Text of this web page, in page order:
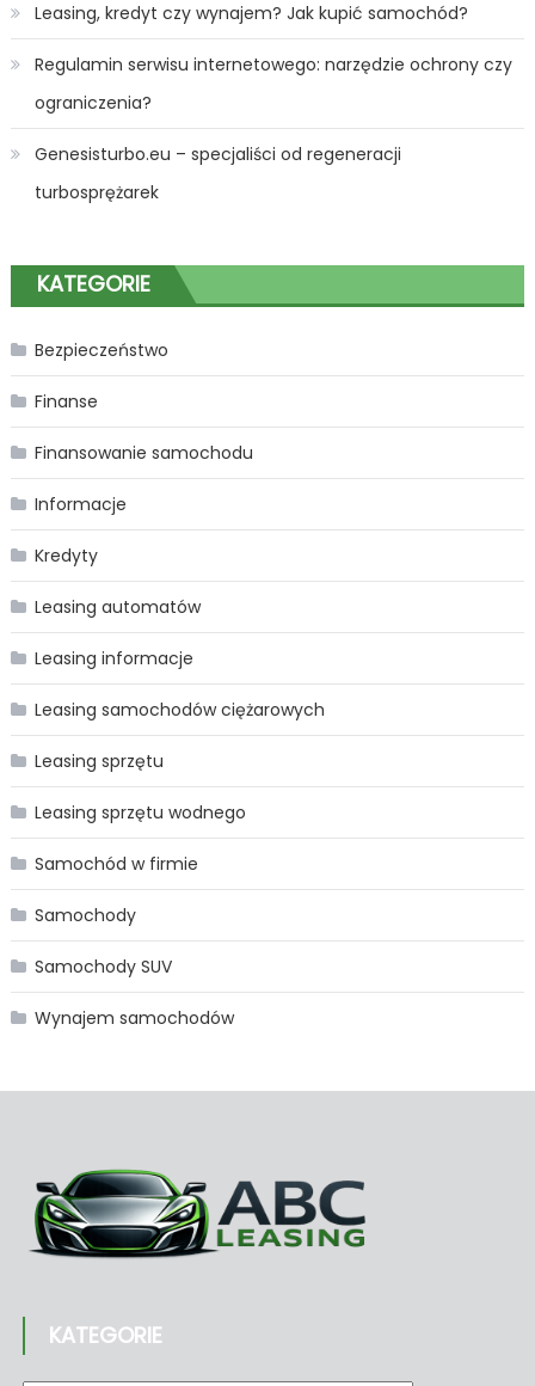
Leasing, kredyt czy wynajem? Jak kupić samochód?
Regulamin serwisu internetowego: narzędzie ochrony czy
ograniczenia?
Genesisturbo.eu – specjaliści od regeneracji
turbosprężarek
KATEGORIE
Bezpieczeństwo
Finanse
Finansowanie samochodu
Informacje
Kredyty
Leasing automatów
Leasing informacje
Leasing samochodów ciężarowych
Leasing sprzętu
Leasing sprzętu wodnego
Samochód w firmie
Samochody
Samochody SUV
Wynajem samochodów
KATEGORIE